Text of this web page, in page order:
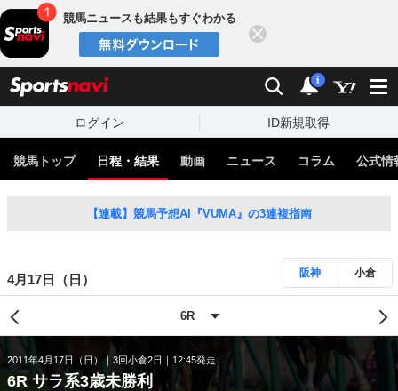
競馬ニュースも結果もすぐわかる
検索 通知
i
ログイン ID新規取得
競馬トップ 日程・結果 動画 ニュース コラム 公式情
【連載】競馬予想AI『VUMA』の3連複指南
4月17日（日） 阪神 小倉
2011年4月17日（日） 3回小倉2日 12:45発走
6R サラ系3歳未勝利